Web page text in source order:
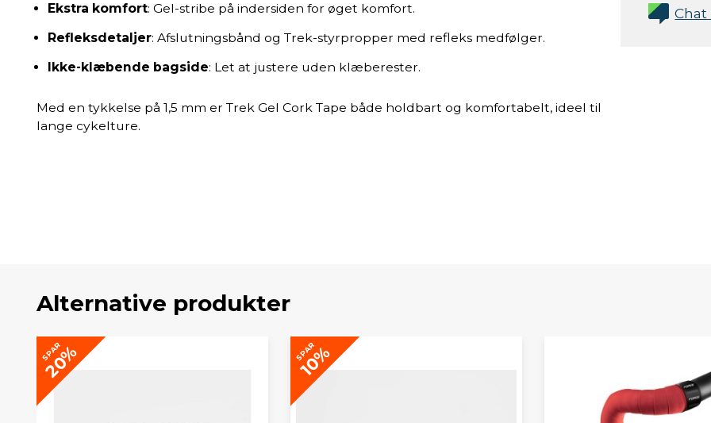
Ekstra komfort: Gel-stribe på indersiden for øget komfort.
Refleksdetaljer: Afslutningsbånd og Trek-styrpropper med refleks medfølger.
Ikke-klæbende bagside: Let at justere uden klæberester.
Med en tykkelse på 1,5 mm er Trek Gel Cork Tape både holdbart og komfortabelt, ideel til
lange cykelture.
Alternative produkter
SPAR
20% SPAR
10%